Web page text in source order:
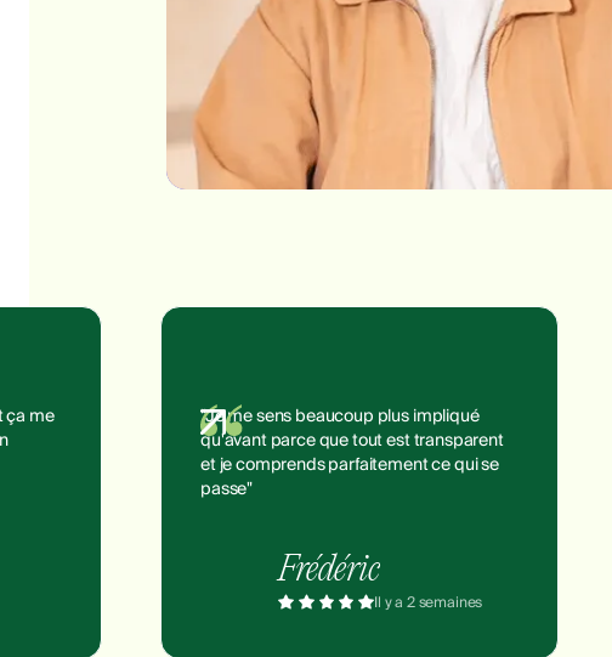
ça me
"Je me sens beaucoup plus impliqué
qu'avant parce que tout est transparent
et je comprends parfaitement ce qui se
passe"
Frédéric
Il y a 2 semaines